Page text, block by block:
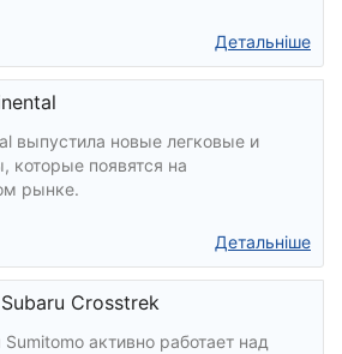
Детальніше
выпустила новые легковые и
появятся на
рынке.
Детальніше
Crosstrek
активно работает над